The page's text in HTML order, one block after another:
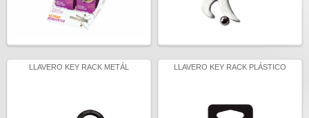
LLAVERO KEY RACK METÁL LLAVERO KEY RACK PLÁSTICO